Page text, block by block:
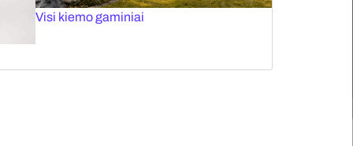
Visi kiemo gaminiai
patalpų apsaugai nuo gaisro.